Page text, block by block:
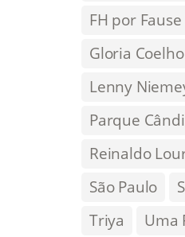
FH por
Gloria Coelho
Lenny
Parque
Reinaldo
São Paulo
Triya
Uma